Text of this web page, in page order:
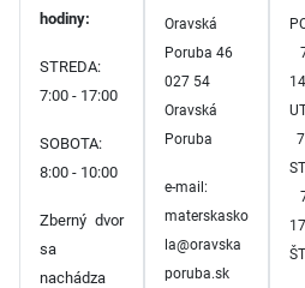
hodiny:
STREDA:
7:00 - 17:00
SOBOTA:
8:00 - 10:00
Zberný dvor
sa
nachádza
Oravská
Poruba 46
027 54
Oravská
Poruba
e-mail:
materskasko
la@oravska
poruba.sk